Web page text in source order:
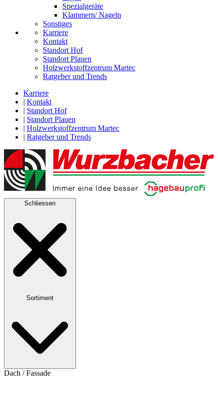
Spezialgeräte
Klammern/ Nageln
Sonstiges
Karriere
Kontakt
Standort Hof
Standort Plauen
Holzwerkstoffzentrum Martec
Ratgeber und Trends
Karriere
| Kontakt
| Standort Hof
| Standort Plauen
| Holzwerkstoffzentrum Martec
| Ratgeber und Trends
Schliessen
Sortiment
Dach / Fassade